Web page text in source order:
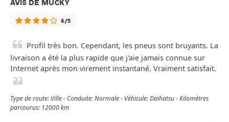
AVIS DE MUCKY
4/5
Profil très bon. Cependant, les pneus sont bruyants. La
livraison a été la plus rapide que j'aie jamais connue sur
Internet après mon virement instantané. Vraiment satisfait.
Type de route: Ville - Conduite: Normale - Véhicule: Daihatsu - Kilomètres
parcourus: 12000 km